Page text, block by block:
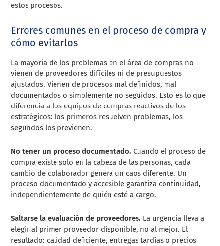
estos procesos.
Errores comunes en el proceso de compra y
cómo evitarlos
La mayoría de los problemas en el área de compras no
vienen de proveedores difíciles ni de presupuestos
ajustados. Vienen de procesos mal definidos, mal
documentados o simplemente no seguidos. Esto es lo que
diferencia a los equipos de compras reactivos de los
estratégicos: los primeros resuelven problemas, los
segundos los previenen.
No tener un proceso documentado. Cuando el proceso de
compra existe solo en la cabeza de las personas, cada
cambio de colaborador genera un caos diferente. Un
proceso documentado y accesible garantiza continuidad,
independientemente de quién esté a cargo.
Saltarse la evaluación de proveedores. La urgencia lleva a
elegir al primer proveedor disponible, no al mejor. El
resultado: calidad deficiente, entregas tardías o precios